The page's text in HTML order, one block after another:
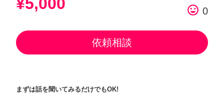
tag_faces 0
依頼相談
まずは話を聞いてみるだけでもOK!